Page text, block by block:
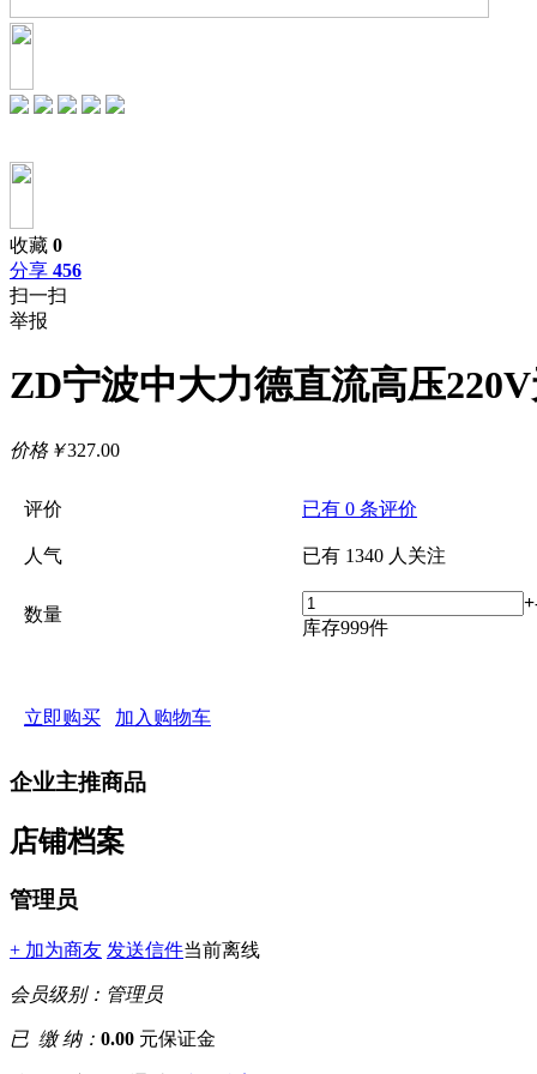
收藏 0
分享 456
扫一扫
举报
ZD宁波中大力德直流高压
价格￥327.00
评价 已有 0 条评价
人气 已有 1340 人关注
数量
+
库存999件
立即购买 加入购物车
企业主推商品
店铺档案
管理员
+ 加为商友 发送信件当前离线
会员级别： 管理员
已 缴 纳： 0.00 元保证金